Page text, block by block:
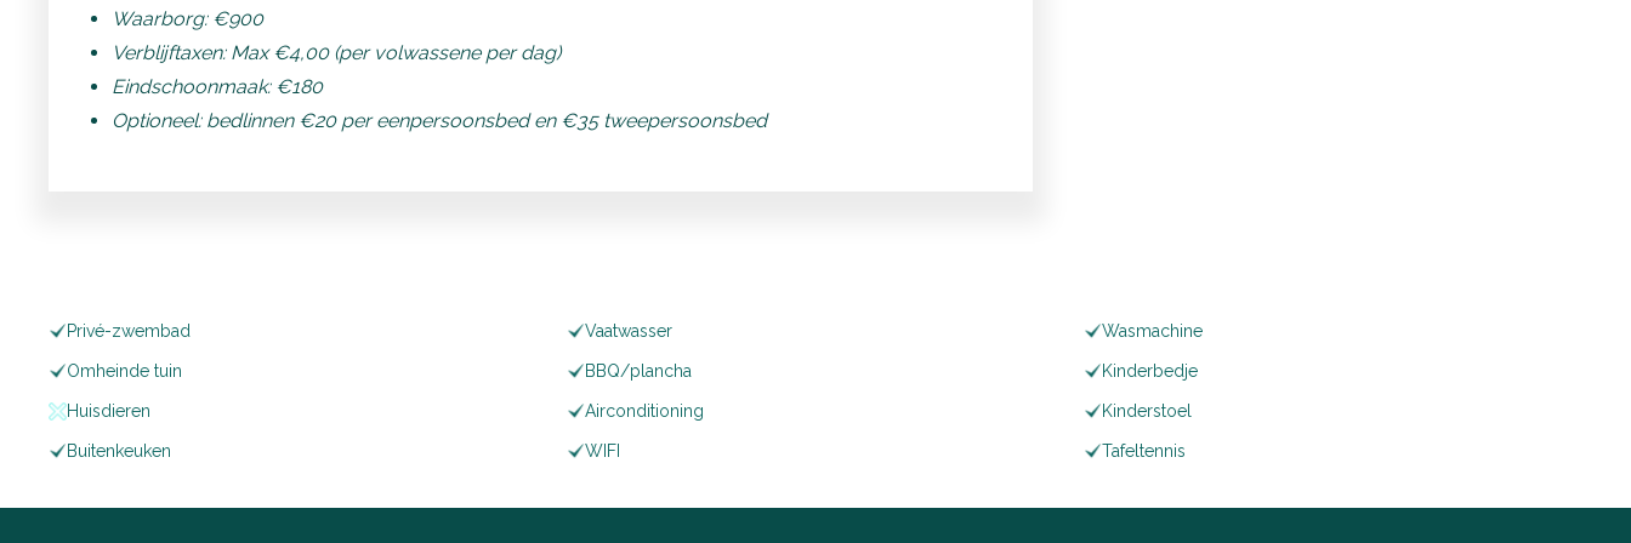
Waarborg: €900
Verblijftaxen: Max €4,00 (per volwassene per dag)
Eindschoonmaak: €180
Optioneel: bedlinnen €20 per eenpersoonsbed en €35 tweepersoonsbed
Privé-zwembad
Omheinde tuin
Huisdieren
Buitenkeuken
Vaatwasser
BBQ/plancha
Airconditioning
WIFI
Wasmachine
Kinderbedje
Kinderstoel
Tafeltennis